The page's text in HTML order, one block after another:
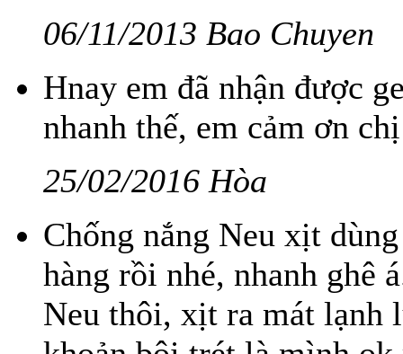
06/11/2013 Bao Chuyen
Hnay em đã nhận được
nhanh thế, em cảm ơn
25/02/2016 Hòa
Chống nắng Neu xịt
hàng rồi nhé, nhanh ghê
Neu thôi, xịt ra mát lạnh